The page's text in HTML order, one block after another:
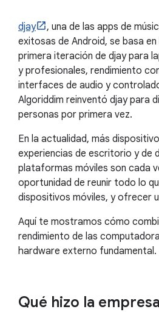
djay , una de las apps de
exitosas de Android, se basa
primera iteración de djay para
y profesionales, rendimiento
interfaces de audio y
Algoriddim reinventó djay para
personas por primera vez.
En la actualidad, más
experiencias de escritorio y de
plataformas móviles son cada
oportunidad de reunir todo lo
dispositivos móviles, y ofrecer
Aquí te mostramos cómo
rendimiento de las
hardware externo fundamental.
Qué hizo la empresa